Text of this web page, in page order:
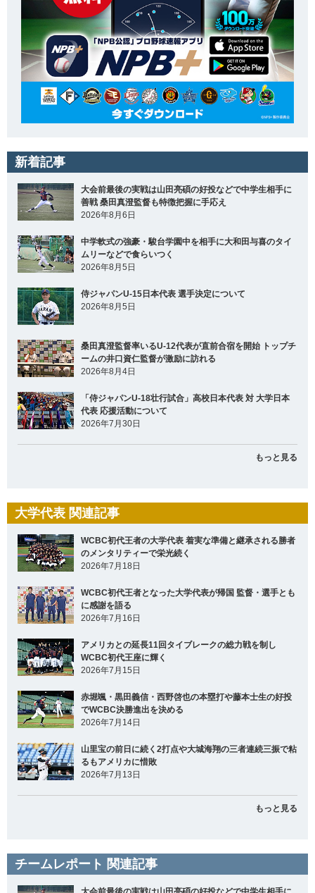
新着記事
大会前最後の実戦は山田亮碩の好投などで中学生相手に
善戦 桑田真澄監督も特徴把握に手応え
2026年8月6日
中学軟式の強豪・駿台学園中を相手に大和田与喜のタイ
ムリーなどで食らいつく
2026年8月5日
侍ジャパンU-15日本代表 選手決定について
2026年8月5日
桑田真澄監督率いるU-12代表が直前合宿を開始 トップチ
ームの井口資仁監督が激励に訪れる
2026年8月4日
「侍ジャパンU-18壮行試合」高校日本代表 対 大学日本
代表 応援活動について
2026年7月30日
もっと見る
大学代表 関連記事
WCBC初代王者の大学代表 着実な準備と継承される勝者
のメンタリティーで栄光続く
2026年7月18日
WCBC初代王者となった大学代表が帰国 監督・選手とも
に感謝を語る
2026年7月16日
アメリカとの延長11回タイブレークの総力戦を制し
WCBC初代王座に輝く
2026年7月15日
赤堀颯・黒田義信・西野啓也の本塁打や藤本士生の好投
でWCBC決勝進出を決める
2026年7月14日
山里宝の前日に続く2打点や大城海翔の三者連続三振で粘
るもアメリカに惜敗
2026年7月13日
もっと見る
チームレポート 関連記事